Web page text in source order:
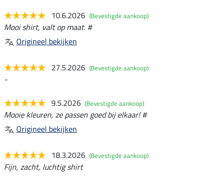
10.6.2026 (Bevestigde aankoop)
Mooi shirt, valt op maat. #
Origineel bekijken
27.5.2026 (Bevestigde aankoop)
-
9.5.2026 (Bevestigde aankoop)
Mooie kleuren, ze passen goed bij elkaar! #
Origineel bekijken
18.3.2026 (Bevestigde aankoop)
Fijn, zacht, luchtig shirt